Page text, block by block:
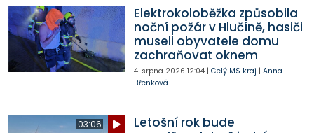
Elektrokoloběžka způsobila
noční požár v Hlučíně, hasiči
museli obyvatele domu
zachraňovat oknem
4. srpna 2026 12:04| Celý MS kraj | Anna
Břenková
03:06
Letošní rok bude